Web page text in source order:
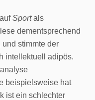
aufSportals
dementsprechend
stimmte der
intellektuell adipös.
beispielsweise hat
ist ein schlechter